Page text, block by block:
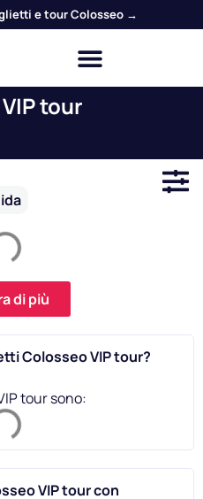
e tour Colosseo →
tour
di più
Colosseo VIP tour?
tour sono:
VIP tour con